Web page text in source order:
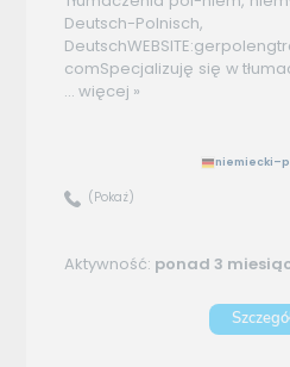
Deutsch-
comSpecjalizuję się w
... więcej »
(Pokaż)
Aktywność: ponad 3